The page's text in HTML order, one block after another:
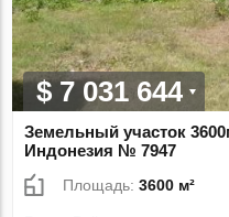
$ 7 031 644
Земельный участок
Индонезия № 7947
Площадь:3600 м²